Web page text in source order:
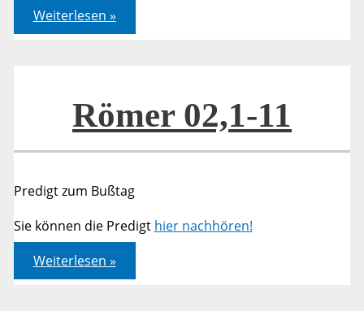
Römer
02,1-
11
Weiterlesen »
Römer 02,1-11
Predigt zum Bußtag
Sie können die Predigt hier nachhören!
Römer
02,1-
11
Weiterlesen »